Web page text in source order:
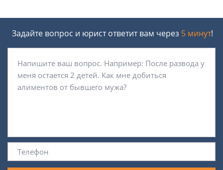
Задайте вопрос и юрист ответит вам через 5 минут!